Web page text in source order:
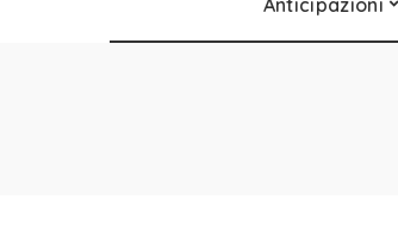
Anticipazioni